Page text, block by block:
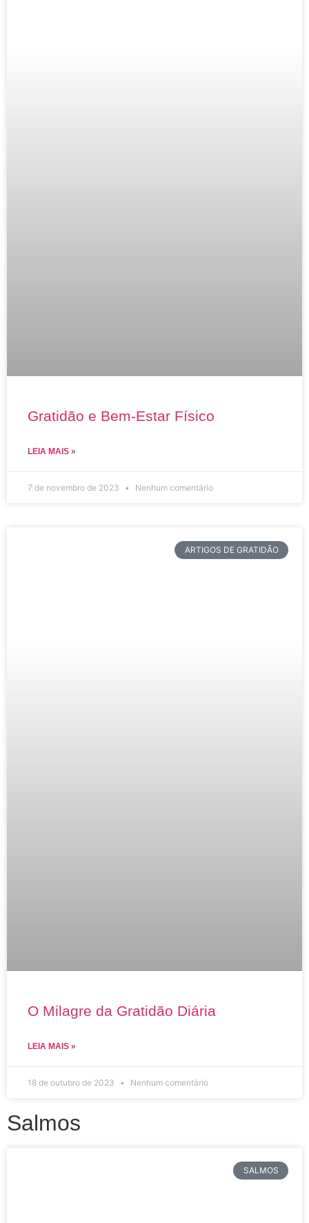
Gratidão e Bem-Estar Físico
LEIA MAIS »
7 de novembro de 2023 Nenhum comentário
ARTIGOS DE GRATIDÃO
O Milagre da Gratidão Diária
LEIA MAIS »
18 de outubro de 2023 Nenhum comentário
Salmos
SALMOS